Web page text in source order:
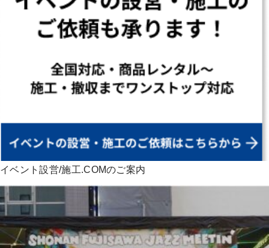
イベント設営/施工.COMのご案内